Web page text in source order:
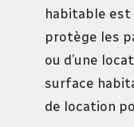
habitable est
protège les
ou d’une
surface
de location